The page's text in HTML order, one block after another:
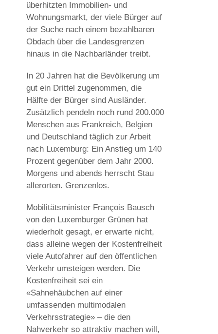
überhitzten Immobilien- und
Wohnungsmarkt, der viele Bürger auf
der Suche nach einem bezahlbaren
Obdach über die Landesgrenzen
hinaus in die Nachbarländer treibt.
In 20 Jahren hat die Bevölkerung um
gut ein Drittel zugenommen, die
Hälfte der Bürger sind Ausländer.
Zusätzlich pendeln noch rund 200.000
Menschen aus Frankreich, Belgien
und Deutschland täglich zur Arbeit
nach Luxemburg: Ein Anstieg um 140
Prozent gegenüber dem Jahr 2000.
Morgens und abends herrscht Stau
allerorten. Grenzenlos.
Mobilitätsminister François Bausch
von den Luxemburger Grünen hat
wiederholt gesagt, er erwarte nicht,
dass alleine wegen der Kostenfreiheit
viele Autofahrer auf den öffentlichen
Verkehr umsteigen werden. Die
Kostenfreiheit sei ein
«Sahnehäubchen auf einer
umfassenden multimodalen
Verkehrsstrategie» – die den
Nahverkehr so attraktiv machen will,